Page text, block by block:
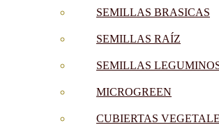
SEMILLAS BRASICAS
SEMILLAS RAÍZ
SEMILLAS
MICROGREEN
CUBIERTAS